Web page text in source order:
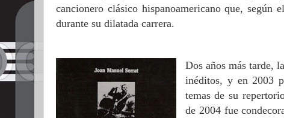
cancionero clásico hispanoamericano que, según
durante su dilatada carrera.
Dos años más tarde,
inéditos, y en 2003
temas de su
de 2004 fue